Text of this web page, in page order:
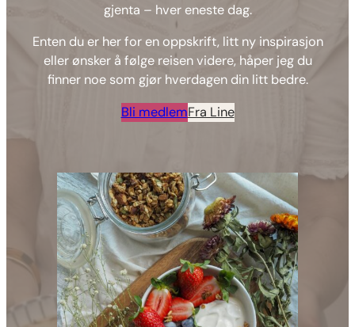
gjenta – hver eneste dag.
Enten du er her for en oppskrift, litt ny inspirasjon
eller ønsker å følge reisen videre, håper jeg du
finner noe som gjør hverdagen din litt bedre.
Bli medlemFra Line